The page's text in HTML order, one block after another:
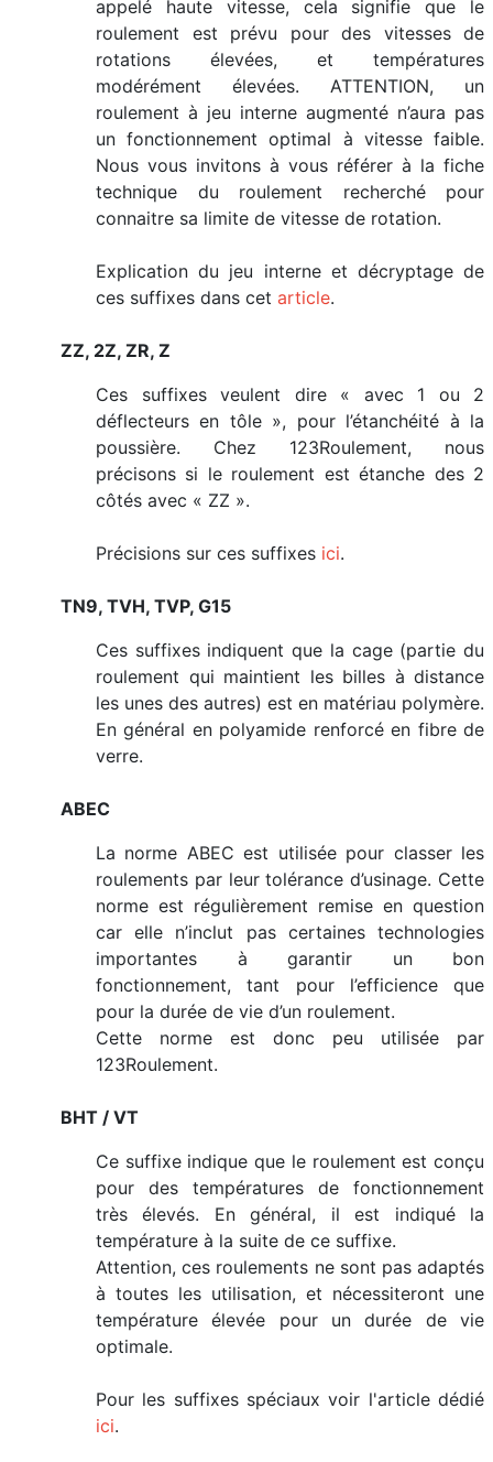
appelé haute vitesse, cela signifie que le
roulement est prévu pour des vitesses de
rotations élevées, et températures
modérément élevées. ATTENTION, un
roulement à jeu interne augmenté n’aura pas
un fonctionnement optimal à vitesse faible.
Nous vous invitons à vous référer à la fiche
technique du roulement recherché pour
connaitre sa limite de vitesse de rotation.
Explication du jeu interne et décryptage de
ces suffixes dans cet article.
ZZ, 2Z, ZR, Z
Ces suffixes veulent dire « avec 1 ou 2
déflecteurs en tôle », pour l’étanchéité à la
poussière. Chez 123Roulement, nous
précisons si le roulement est étanche des 2
côtés avec « ZZ ».
Précisions sur ces suffixes ici.
TN9, TVH, TVP, G15
Ces suffixes indiquent que la cage (partie du
roulement qui maintient les billes à distance
les unes des autres) est en matériau polymère.
En général en polyamide renforcé en fibre de
verre.
ABEC
La norme ABEC est utilisée pour classer les
roulements par leur tolérance d’usinage. Cette
norme est régulièrement remise en question
car elle n’inclut pas certaines technologies
importantes à garantir un bon
fonctionnement, tant pour l’efficience que
pour la durée de vie d’un roulement.
Cette norme est donc peu utilisée par
123Roulement.
BHT / VT
Ce suffixe indique que le roulement est conçu
pour des températures de fonctionnement
très élevés. En général, il est indiqué la
température à la suite de ce suffixe.
Attention, ces roulements ne sont pas adaptés
à toutes les utilisation, et nécessiteront une
température élevée pour un durée de vie
optimale.
Pour les suffixes spéciaux voir l'article dédié
ici.